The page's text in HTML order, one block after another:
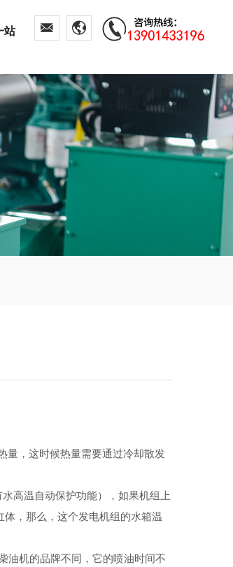
站
量，这时候热量需要通过冷却散发
高温自动保护功能），如果机组上
，那么，这个发电机组的水箱温
油机的品牌不同，它的喷油时间不